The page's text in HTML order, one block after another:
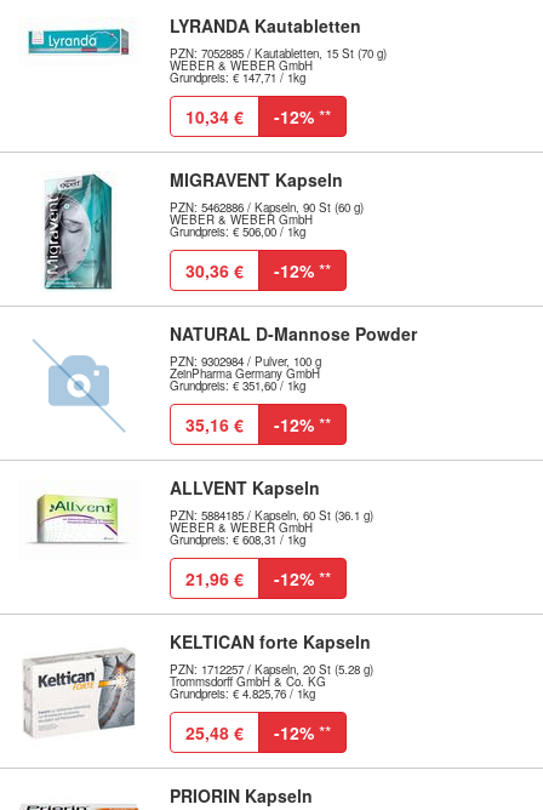
LYRANDA Kautabletten
PZN: 7052885 / Kautabletten, 15 St (70 g)
WEBER & WEBER GmbH
Grundpreis: € 147,71 / 1kg
10,34 € -12% **
MIGRAVENT Kapseln
PZN: 5462886 / Kapseln, 90 St (60 g)
WEBER & WEBER GmbH
Grundpreis: € 506,00 / 1kg
30,36 € -12% **
NATURAL D-Mannose Powder
PZN: 9302984 / Pulver, 100 g
ZeinPharma Germany GmbH
Grundpreis: € 351,60 / 1kg
35,16 € -12% **
ALLVENT Kapseln
PZN: 5884185 / Kapseln, 60 St (36.1 g)
WEBER & WEBER GmbH
Grundpreis: € 608,31 / 1kg
21,96 € -12% **
KELTICAN forte Kapseln
PZN: 1712257 / Kapseln, 20 St (5.28 g)
Trommsdorff GmbH & Co. KG
Grundpreis: € 4.825,76 / 1kg
25,48 € -12% **
PRIORIN Kapseln